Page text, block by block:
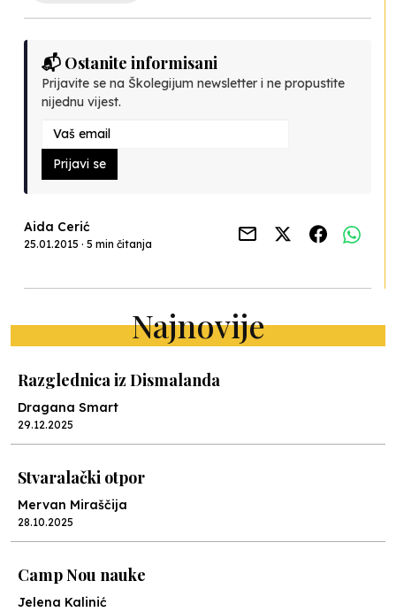
📬 Ostanite informisani
Prijavite se na Školegijum newsletter i ne propustite
nijednu vijest.
Prijavi se
Aida Cerić
25.01.2015 · 5 min čitanja
Najnovije
Razglednica iz Dismalanda
Dragana Smart
29.12.2025
Stvaralački otpor
Mervan Miraščija
28.10.2025
Camp Nou nauke
Jelena Kalinić